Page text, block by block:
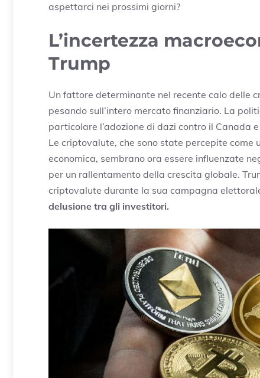
aspettarci nei prossimi giorni?
L’incertezza
Trump
Un fattore determinante nel recente calo delle
pesando sull’intero mercato finanziario. La
particolare l’adozione di dazi contro il Canada
Le criptovalute, che sono state percepite come
economica, sembrano ora essere influenzate
per un rallentamento della crescita globale.
criptovalute durante la sua campagna
delusione tra gli investitori.